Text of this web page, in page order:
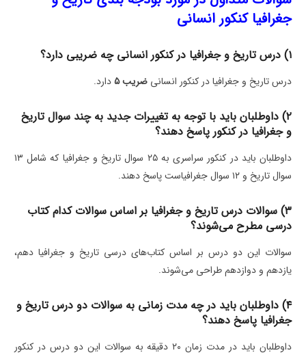
جغرافیا کنکور انسانی
۱) درس تاریخ و جغرافیا در کنکور انسانی چه ضریبی دارد؟
درس تاریخ و جغرافیا در کنکور انسانی ضریب ۵ دارد.
۲) داوطلبان باید با توجه به تغییرات جدید به چند سوال تاریخ
و جغرافیا در کنکور پاسخ دهند؟
داوطلبان باید در کنکور سراسری به ۲۵ سوال تاریخ و جغرافیا که شامل ۱۳
سوال تاریخ و ۱۲ سوال جغرافیاست پاسخ دهند.
۳) سوالات درس تاریخ و جغرافیا بر اساس سوالات کدام کتاب
درسی مطرح می‌شوند؟
سوالات این دو درس بر اساس کتاب‌های درسی تاریخ و جغرافیا دهم،
یازدهم و دوازدهم طراحی می‌شوند.
۴) داوطلبان باید در چه مدت زمانی به سوالات دو درس تاریخ و
جغرافیا پاسخ دهند؟
داوطلبان باید در مدت زمان ۲۰ دقیقه به سوالات این دو درس در کنکور